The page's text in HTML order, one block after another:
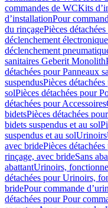
commandes de WCKits
d’installationPour
du rinçagePièces
déclenchement
déclenchement
sanitaires Geberit Monolith
détachées pour Panneaux
suspendusPièces
solPièces détachées pour
détachées pour Accessoires
bidetsPièces détachées
bidets suspendus et au sol
suspendus et au solUrinoirs
avec bridePièces
rinçage, avec brideSans
abattantUrinoirs,
détachées pour Urinoirs,
bridePour commande
détachées pour Pour